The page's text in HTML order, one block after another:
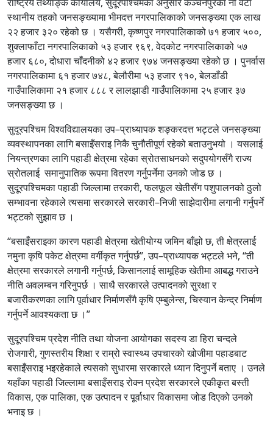
स्थानीय तहको जनसङ्ख्यामा भीमदत्त नगरपालिकाको जनसङ्ख्या एक लाख
२२ हजार ३२० रहेको छ । यसैगरी, कृष्णपुर नगरपालिकाको ७१ हजार ५००,
शुक्लाफाँटा नगरपालिकाको ५३ हजार ९६९, वेदकोट नगरपालिकाको ५७
हजार ६८०, दोधारा चाँदनीको ४२ हजार ९७४ जनसङ्ख्या रहेको छ । पुनर्वास
नगरपालिकामा ६१ हजार ७४८, बेलौरीमा ५३ हजार ९१०, बेलडाँडी
गाउँपालिकामा २१ हजार ८८८ र लालझाडी गाउँपालिकामा २५ हजार ३७
जनसङ्ख्या छ ।
सुदूरपश्चिम विश्वविद्यालयका उप–प्राध्यापक शङ्करदत्त भट्टले जनसङ्ख्या
व्यवस्थापनका लागि बसाइँसराइ निकै चुनौतीपूर्ण रहेको बताउनुभयो । यसलाई
नियन्त्रणका लागि पहाडी क्षेत्रमा रहेका स्रोतसाधनको सदुपयोगसँगै राज्य
स्रोतलाई समानुपातिक रूपमा वितरण गर्नुपर्नेमा उनको जोड छ ।
सुदूरपश्चिमका पहाडी जिल्लामा तरकारी, फलफूल खेतीसँग पशुपालनको ठुलो
सम्भावना रहेकाले त्यसमा सरकारले सरकारी–निजी साझेदारीमा लगानी गर्नुपर्ने
भट्टको सुझाव छ ।
“बसाइँसराइका कारण पहाडी क्षेत्रमा खेतीयोग्य जमिन बाँझो छ, ती क्षेत्रलाई
नमुना कृषि पकेट क्षेत्रमा वर्गीकृत गर्नुपर्छ”, उप–प्राध्यापक भट्टले भने, “ती
क्षेत्रमा सरकारले लगानी गर्नुपर्छ, किसानलाई सामूहिक खेतीमा आबद्ध गराउने
नीति अवलम्बन गरिनुपर्छ । साथै सरकारले उत्पादनको सुरक्षा र
बजारीकरणका लागि पूर्वाधार निर्माणसँगै कृषि एम्बुलेन्स, चिस्यान केन्द्र निर्माण
गर्नुपर्ने आवश्यकता छ ।”
सुदूरपश्चिम प्रदेश नीति तथा योजना आयोगका सदस्य डा हिरा चन्दले
रोजगारी, गुणस्तरीय शिक्षा र राम्रो स्वास्थ्य उपचारको खोजीमा पहाडबाट
बसाइँसराइ भइरहेकाले त्यसको सुधारमा सरकारले ध्यान दिनुपर्ने बताए । उनले
यहाँका पहाडी जिल्लामा बसाइँसराइ रोक्न प्रदेश सरकारले एकीकृत बस्ती
विकास, एक पालिका, एक उत्पादन र पूर्वाधार विकासमा जोड दिएको उनको
भनाइ छ ।